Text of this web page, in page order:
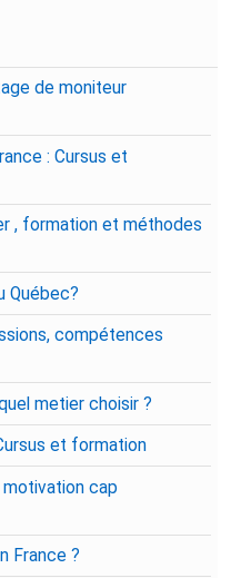
de moniteur
: Cursus et
, formation et méthodes
Québec?
compétences
metier choisir ?
et formation
cap
France ?